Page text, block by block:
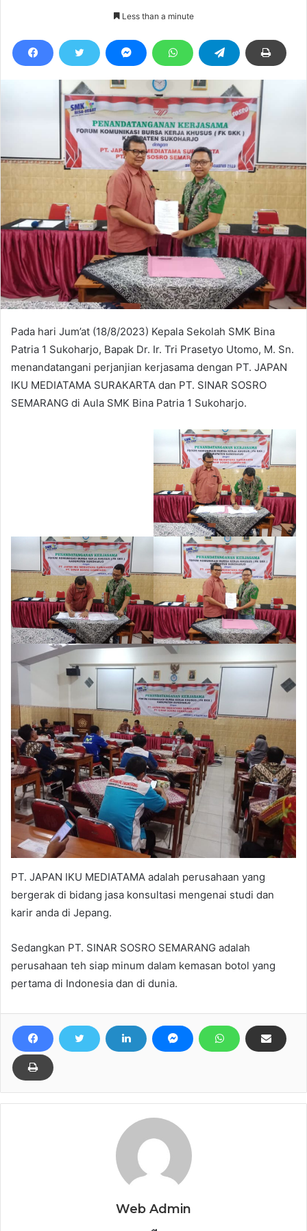
Less than a minute
Pada hari Jum’at (18/8/2023) Kepala Sekolah SMK Bina
Patria 1 Sukoharjo, Bapak Dr. Ir. Tri Prasetyo Utomo, M. Sn.
menandatangani perjanjian kerjasama dengan PT. JAPAN
IKU MEDIATAMA SURAKARTA dan PT. SINAR SOSRO
SEMARANG di Aula SMK Bina Patria 1 Sukoharjo.
PT. JAPAN IKU MEDIATAMA adalah perusahaan yang
bergerak di bidang jasa konsultasi mengenai studi dan
karir anda di Jepang.
Sedangkan PT. SINAR SOSRO SEMARANG adalah
perusahaan teh siap minum dalam kemasan botol yang
pertama di Indonesia dan di dunia.
Web Admin